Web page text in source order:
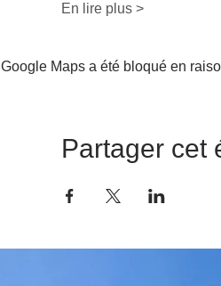
En lire plus >
Google Maps a été bloqué en
Partager cet